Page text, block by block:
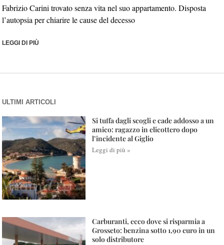
Fabrizio Carini trovato senza vita nel suo appartamento. Disposta
l’autopsia per chiarire le cause del decesso
LEGGI DI PIÙ
ULTIMI ARTICOLI
Si tuffa dagli scogli e cade addosso a un
amico: ragazzo in elicottero dopo
l’incidente al Giglio
Leggi di più »
Carburanti, ecco dove si risparmia a
Grosseto: benzina sotto 1,90 euro in un
solo distributore